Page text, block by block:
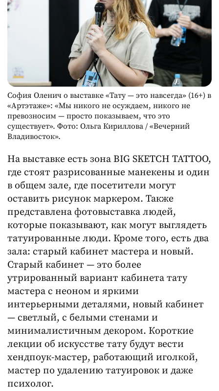
София Оленич о выставке «Тату — это навсегда» (16+) в
«Артэтаже»: «Мы никого не осуждаем, никого не
превозносим — просто показываем, что это
существует». Фото: Ольга Кириллова / «Вечерний
Владивосток».
На выставке есть зона BIG SKETCH TATTOO,
где стоят разрисованные манекены и один
в общем зале, где посетители могут
оставить рисунок маркером. Также
представлена фотовыставка людей,
которые показывают, как могут выглядеть
татуированные люди. Кроме того, есть два
зала: старый кабинет мастера и новый.
Старый кабинет — это более
утрированный вариант кабинета тату
мастера с неоном и яркими
интерьерными деталями, новый кабинет
— светлый, с белыми стенами и
минималистичным декором. Короткие
лекции об искусстве тату будут вести
хендпоук-мастер, работающий иголкой,
мастер по удалению татуировок и даже
психолог.